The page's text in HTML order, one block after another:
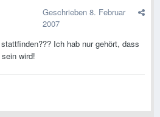
Geschrieben 8. Februar
2007
Ich hab nur gehört, dass
wird!